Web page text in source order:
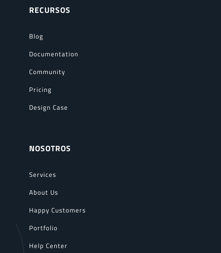
RECURSOS
Blog
Documentation
Community
Pricing
Design Case
NOSOTROS
Services
About Us
Happy Customers
Portfolio
Help Center